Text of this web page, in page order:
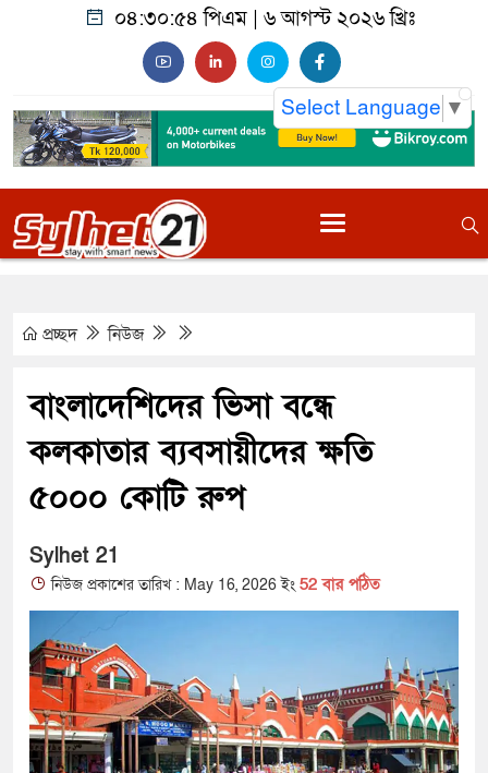
০৪:৩০:৫৫ পিএম | ৬ আগস্ট ২০২৬ খ্রিঃ
Select Language ▼
প্রচ্ছদ নিউজ
বাংলাদেশিদের ভিসা বন্ধে
কলকাতার ব্যবসায়ীদের ক্ষতি
৫০০০ কোটি রুপ
Sylhet 21
নিউজ প্রকাশের তারিখ : May 16, 2026 ইং 52 বার পঠিত